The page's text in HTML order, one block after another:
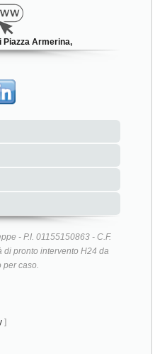
Piazza Armerina,
- P.I. 01155150863 - C.F.
di pronto intervento H24 da
per caso.
]